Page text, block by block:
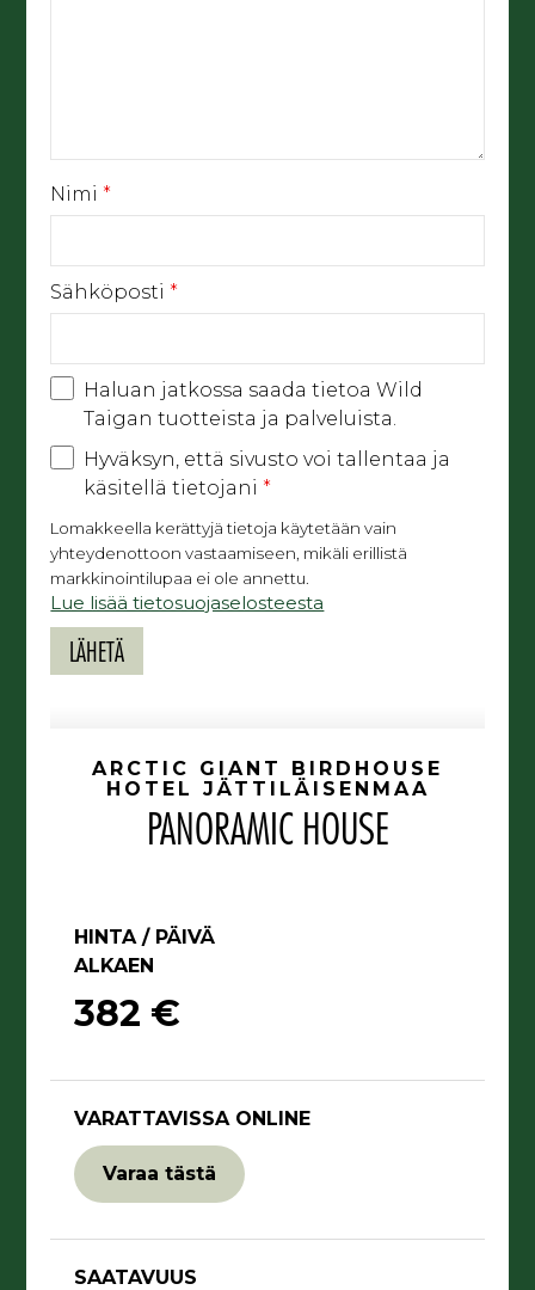
Nimi *
Sähköposti *
Haluan jatkossa saada tietoa Wild
Taigan tuotteista ja palveluista.
Hyväksyn, että sivusto voi tallentaa ja
käsitellä tietojani *
Lomakkeella kerättyjä tietoja käytetään vain
yhteydenottoon vastaamiseen, mikäli erillistä
markkinointilupaa ei ole annettu.
Lue lisää tietosuojaselosteesta
ARCTIC GIANT BIRDHOUSE
HOTEL JÄTTILÄISENMAA
PANORAMIC HOUSE
HINTA / PÄIVÄ
ALKAEN
382 €
VARATTAVISSA ONLINE
Varaa tästä
SAATAVUUS